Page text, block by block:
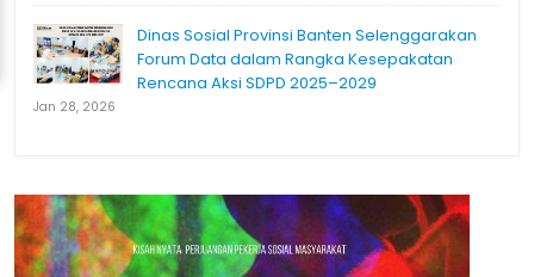
Dinas Sosial Provinsi Banten Selenggarakan
Forum Data dalam Rangka Kesepakatan
Rencana Aksi SDPD 2025–2029
Jan 28, 2026